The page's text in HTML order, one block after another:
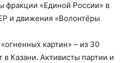
фракции «Единой России» в
и движения «Волонтёры
картин» – из 30
в Казани. Активисты партии и